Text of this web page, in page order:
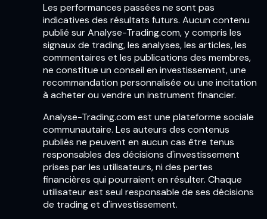
Les performances passées ne sont pas
indicatives des résultats futurs. Aucun contenu
publié sur Analyse-Trading.com, y compris les
signaux de trading, les analyses, les articles, les
commentaires et les publications des membres,
ne constitue un conseil en investissement, une
recommandation personnalisée ou une incitation
à acheter ou vendre un instrument financier.
Analyse-Trading.com est une plateforme sociale
communautaire. Les auteurs des contenus
publiés ne peuvent en aucun cas être tenus
responsables des décisions d'investissement
prises par les utilisateurs, ni des pertes
financières qui pourraient en résulter. Chaque
utilisateur est seul responsable de ses décisions
de trading et d'investissement.